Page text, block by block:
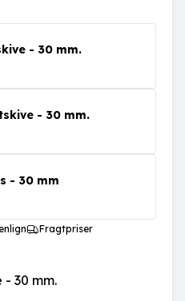
- 30 mm.
- 30 mm.
- 30 mm
Fragtpriser
30 mm.